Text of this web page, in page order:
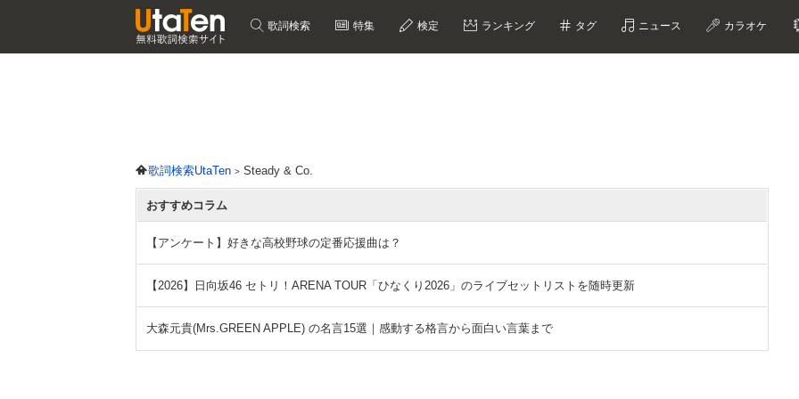
歌詞検索 特集 検定 ランキング タグ ニュース カラオケ
歌詞検索UtaTen Steady & Co.
おすすめコラム
【アンケート】好きな高校野球の定番応援曲は？
【2026】日向坂46 セトリ！ARENA TOUR「ひなくり2026」のライブセットリストを随時更新
大森元貴(Mrs.GREEN APPLE) の名言15選｜感動する格言から面白い言葉まで